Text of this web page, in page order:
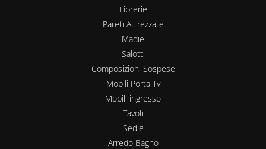
Librerie
Pareti Attrezzate
Madie
Salotti
Composizioni Sospese
Mobili Porta Tv
Mobili ingresso
Tavoli
Sedie
Arredo Bagno